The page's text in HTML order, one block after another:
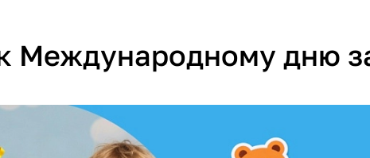
Международному дню